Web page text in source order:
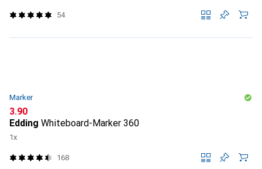
54
Marker
CHF
3.90
Edding Whiteboard-Marker 360
1x
168